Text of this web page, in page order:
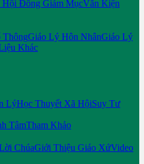
Hội Đồng Giám MụcVăn Kiện
ThôngGiáo Lý Hôn NhânGiáo Lý
Khác
LýHọc Thuyết Xã HộiSuy Tư
TâmTham Khảo
ChúaGiới Thiệu Giáo XứVideo